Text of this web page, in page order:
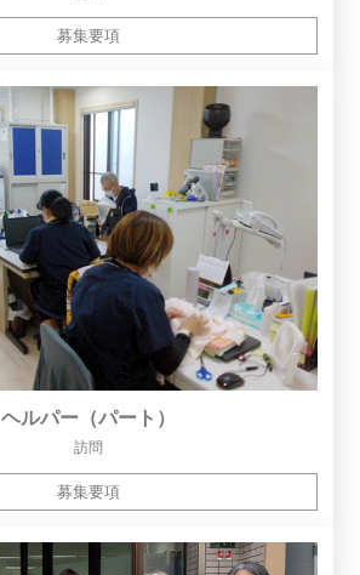
募集要項
ヘルパー（パート）
訪問
募集要項